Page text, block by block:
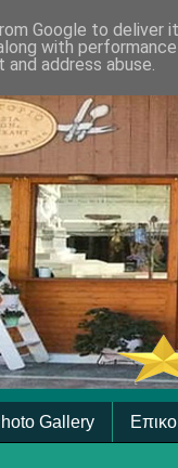
Gallery
Google to deliver
with
address abuse.